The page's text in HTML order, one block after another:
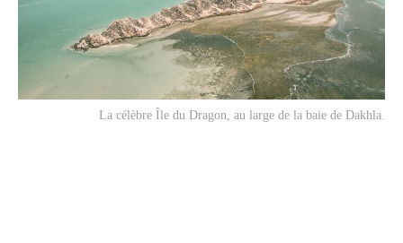
La célèbre Île du Dragon, au large de la baie de Dakhla.